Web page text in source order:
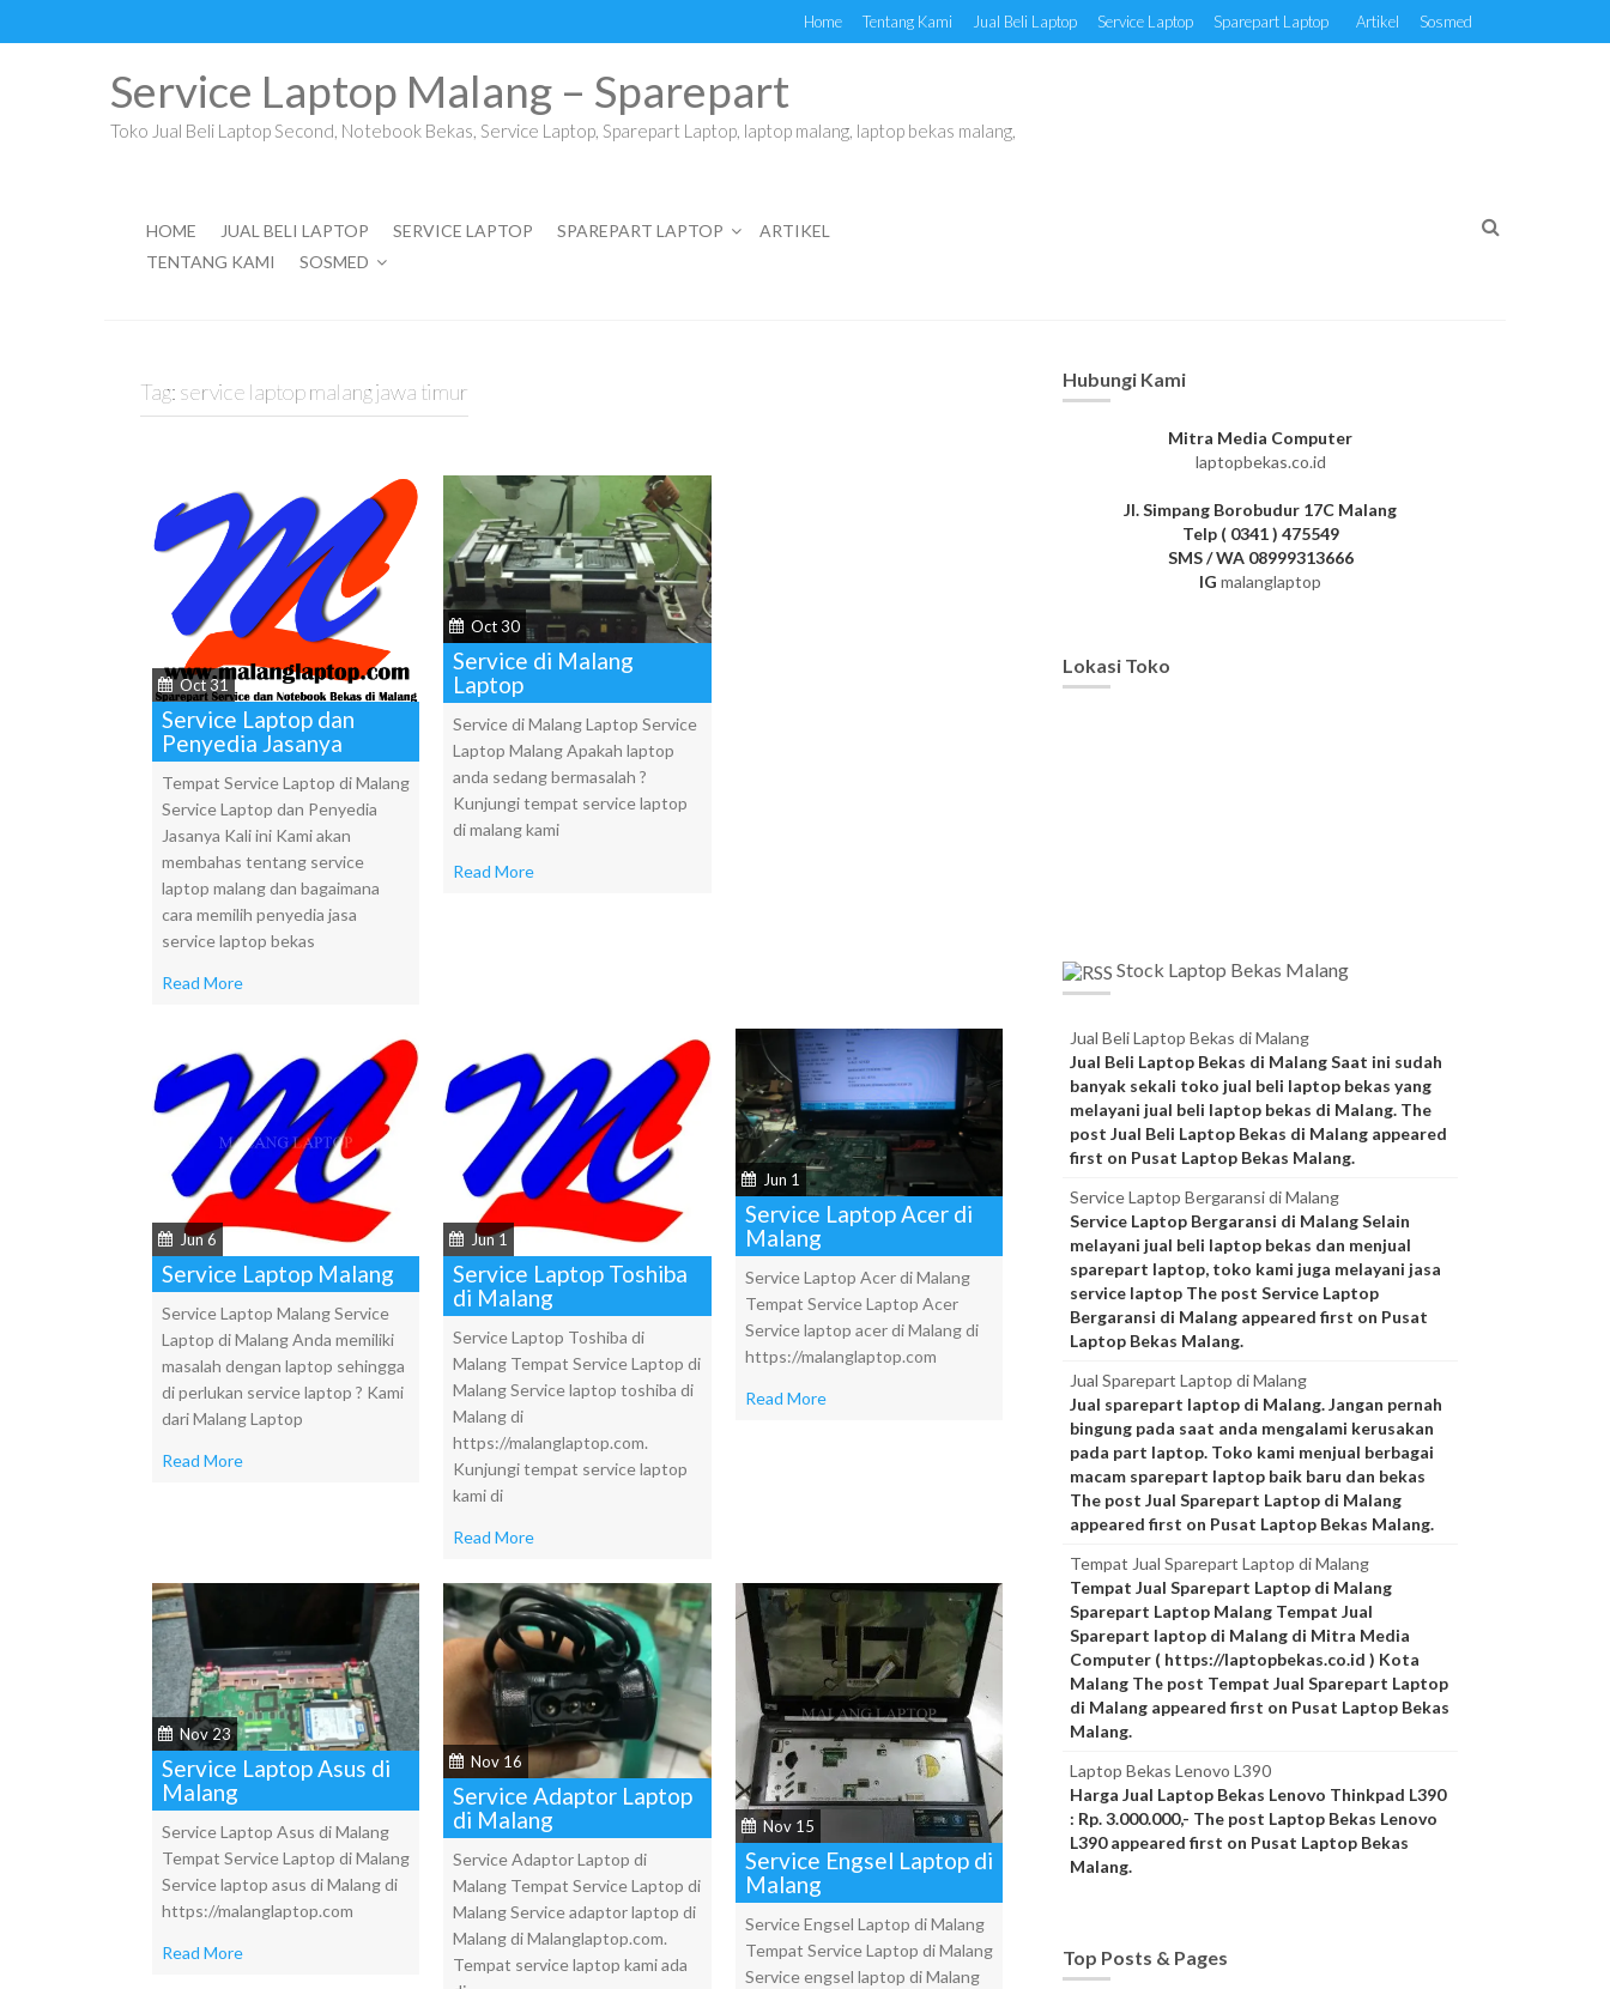
Home Tentang Kami Jual Beli Laptop Service Laptop Sparepart Laptop Artikel Sosmed
Service Laptop Malang – Sparepart
Toko Jual Beli Laptop Second, Notebook Bekas, Service Laptop, Sparepart Laptop, laptop malang, laptop bekas malang,
HOME JUAL BELI LAPTOP SERVICE LAPTOP SPAREPART LAPTOP
ARTIKEL
TENTANG KAMI
SOSMED
Tag: service laptop malang jawa timur
Oct 31
Service Laptop dan
Penyedia Jasanya
Tempat Service Laptop di Malang
Service Laptop dan Penyedia
Jasanya Kali ini Kami akan
membahas tentang service
laptop malang dan bagaimana
cara memilih penyedia jasa
service laptop bekas
Read More
Oct 30
Service di Malang
Laptop
Service di Malang Laptop Service
Laptop Malang Apakah laptop
anda sedang bermasalah ?
Kunjungi tempat service laptop
di malang kami
Read More
Jun 6
Service Laptop Malang
Service Laptop Malang Service
Laptop di Malang Anda memiliki
masalah dengan laptop sehingga
di perlukan service laptop ? Kami
dari Malang Laptop
Read More
Jun 1
Service Laptop Toshiba
di Malang
Service Laptop Toshiba di
Malang Tempat Service Laptop di
Malang Service laptop toshiba di
Malang di
https://malanglaptop.com.
Kunjungi tempat service laptop
kami di
Read More
Jun 1
Service Laptop Acer di
Malang
Service Laptop Acer di Malang
Tempat Service Laptop Acer
Service laptop acer di Malang di
https://malanglaptop.com
Read More
Nov 23
Service Laptop Asus di
Malang
Service Laptop Asus di Malang
Tempat Service Laptop di Malang
Service laptop asus di Malang di
https://malanglaptop.com
Read More
Nov 16
Service Adaptor Laptop
di Malang
Service Adaptor Laptop di
Malang Tempat Service Laptop di
Malang Service adaptor laptop di
Malang di Malanglaptop.com.
Tempat service laptop kami ada
Nov 15
Service Engsel Laptop di
Malang
Service Engsel Laptop di Malang
Tempat Service Laptop di Malang
Service engsel laptop di Malang
Hubungi Kami
Mitra Media Computer
laptopbekas.co.id
Jl. Simpang Borobudur 17C Malang
Telp ( 0341 ) 475549
SMS / WA 08999313666
IG malanglaptop
Lokasi Toko
Stock Laptop Bekas Malang
Jual Beli Laptop Bekas di Malang
Jual Beli Laptop Bekas di Malang Saat ini sudah
banyak sekali toko jual beli laptop bekas yang
melayani jual beli laptop bekas di Malang. The
post Jual Beli Laptop Bekas di Malang appeared
first on Pusat Laptop Bekas Malang.
Service Laptop Bergaransi di Malang
Service Laptop Bergaransi di Malang Selain
melayani jual beli laptop bekas dan menjual
sparepart laptop, toko kami juga melayani jasa
service laptop The post Service Laptop
Bergaransi di Malang appeared first on Pusat
Laptop Bekas Malang.
Jual Sparepart Laptop di Malang
Jual sparepart laptop di Malang. Jangan pernah
bingung pada saat anda mengalami kerusakan
pada part laptop. Toko kami menjual berbagai
macam sparepart laptop baik baru dan bekas
The post Jual Sparepart Laptop di Malang
appeared first on Pusat Laptop Bekas Malang.
Tempat Jual Sparepart Laptop di Malang
Tempat Jual Sparepart Laptop di Malang
Sparepart Laptop Malang Tempat Jual
Sparepart laptop di Malang di Mitra Media
Computer ( https://laptopbekas.co.id ) Kota
Malang The post Tempat Jual Sparepart Laptop
di Malang appeared first on Pusat Laptop Bekas
Malang.
Laptop Bekas Lenovo L390
Harga Jual Laptop Bekas Lenovo Thinkpad L390
: Rp. 3.000.000,- The post Laptop Bekas Lenovo
L390 appeared first on Pusat Laptop Bekas
Malang.
Top Posts & Pages